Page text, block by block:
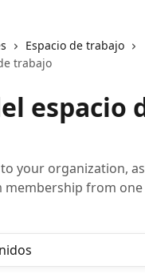
Espacio de trabajo
trabajo
espacio
your organization,
membership from one